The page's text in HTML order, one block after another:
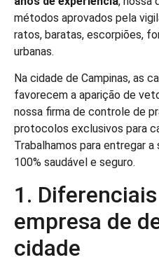
métodos aprovados pela
ratos, baratas, escorpiões,
urbanas.
Na cidade de Campinas, as
favorecem a aparição de
nossa firma de controle de
protocolos exclusivos para
Trabalhamos para entregar
100% saudável e seguro.
1.
empresa de
cidade